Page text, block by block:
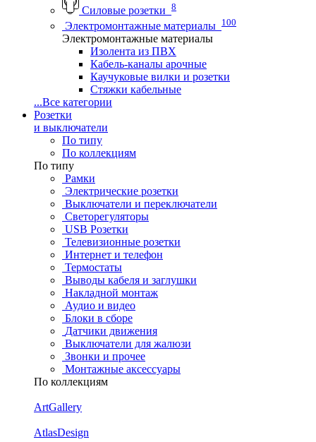
Силовые розетки 8
Электромонтажные материалы 100
Электромонтажные материалы
Изолента из ПВХ
Кабель-каналы арочные
Каучуковые вилки и розетки
Стяжки кабельные
...Все категории
Розетки
и выключатели
По типу
По коллекциям
По типу
Рамки
Электрические розетки
Выключатели и переключатели
Светорегуляторы
USB Розетки
Телевизионные розетки
Интернет и телефон
Термостаты
Выводы кабеля и заглушки
Накладной монтаж
Аудио и видео
Блоки в сборе
Датчики движения
Выключатели для жалюзи
Звонки и прочее
Монтажные аксессуары
По коллекциям
ArtGallery
AtlasDesign